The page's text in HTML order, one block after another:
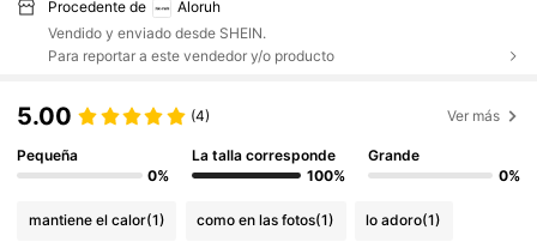
Procedente de
Aloruh
Vendido y enviado desde SHEIN.
Para reportar a este vendedor y/o producto
5.00 (4) Ver más
Pequeña
0%
La talla corresponde
100%
Grande
0%
mantiene el calor(1) como en las fotos(1) lo adoro(1)